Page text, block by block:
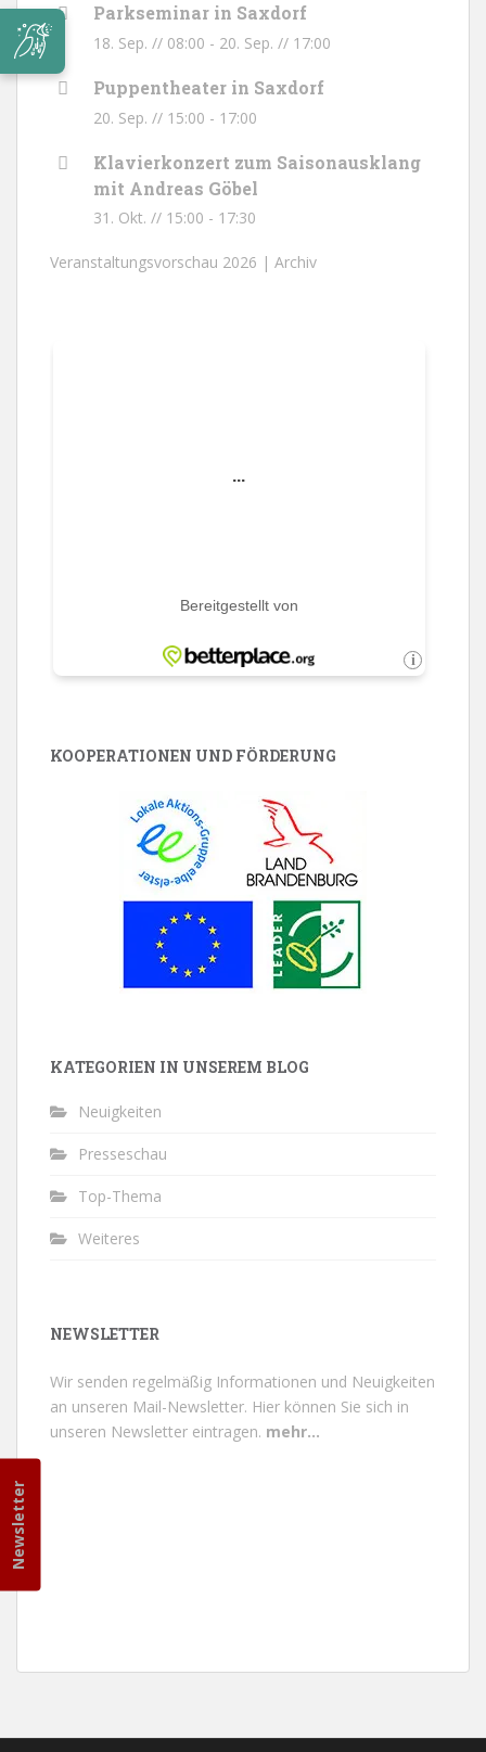
Parkseminar in Saxdorf
18. Sep. // 08:00 - 20. Sep. // 17:00
Puppentheater in Saxdorf
20. Sep. // 15:00 - 17:00
Klavierkonzert zum Saisonausklang
mit Andreas Göbel
31. Okt. // 15:00 - 17:30
Veranstaltungsvorschau 2026 | Archiv
KOOPERATIONEN UND FÖRDERUNG
KATEGORIEN IN UNSEREM BLOG
Neuigkeiten
Presseschau
Top-Thema
Weiteres
NEWSLETTER
Newsletter
Wir senden regelmäßig Informationen und Neuigkeiten
an unseren Mail-Newsletter. Hier können Sie sich in
unseren Newsletter eintragen. mehr...